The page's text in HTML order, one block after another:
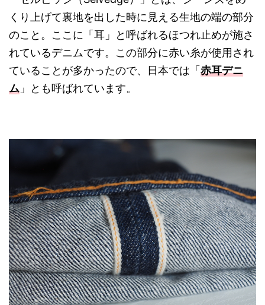
くり上げて裏地を出した時に見える生地の端の部分
のこと。ここに「耳」と呼ばれるほつれ止めが施さ
れているデニムです。この部分に赤い糸が使用され
ていることが多かったので、日本では「 赤耳デニ
ム 」とも呼ばれています。